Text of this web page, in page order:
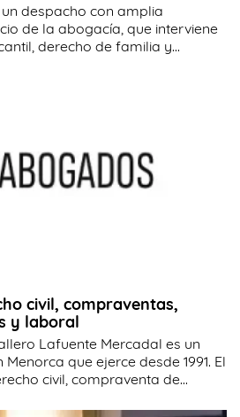
despacho con amplia
de la abogacía, que interviene
derecho de familia y...
civil, compraventas,
y laboral
Lafuente Mercadal es un
que ejerce desde 1991. El
civil, compraventa de...